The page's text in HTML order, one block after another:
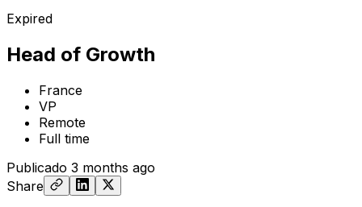
Expired
Head of Growth
France
VP
Remote
Full time
Publicado 3 months ago
Share